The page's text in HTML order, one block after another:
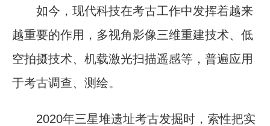
如今，现代科技在考古工作中发挥着越来
越重要的作用，多视角影像三维重建技术、低
空拍摄技术、机载激光扫描遥感等，普遍应用
于考古调查、测绘。
2020年三星堆遗址考古发掘时，索性把实